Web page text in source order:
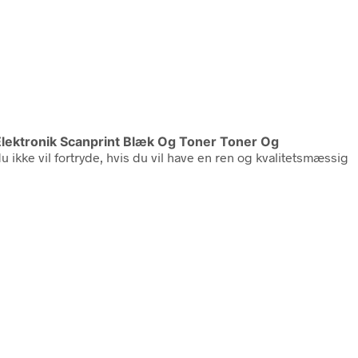
Scanprint Blæk Og Toner Toner Og
ikke vil fortryde, hvis du vil have en ren og kvalitetsmæssig